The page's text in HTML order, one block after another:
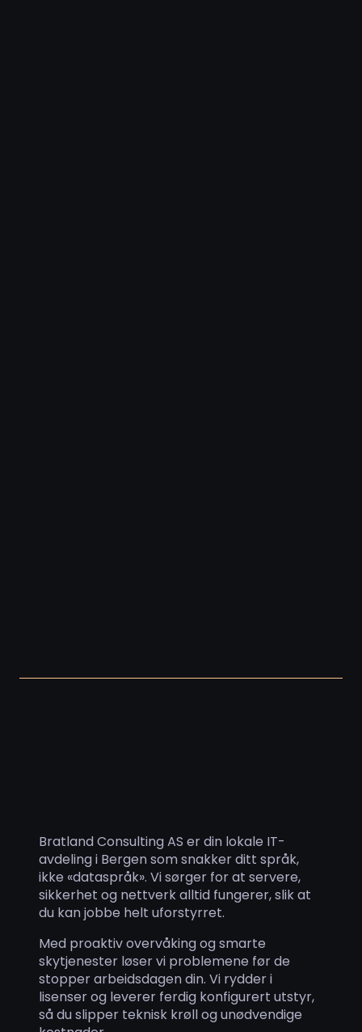
Bratland Consulting AS er din lokale IT-
avdeling i Bergen som snakker ditt språk,
ikke «dataspråk». Vi sørger for at servere,
sikkerhet og nettverk alltid fungerer, slik at
du kan jobbe helt uforstyrret.
Med proaktiv overvåking og smarte
skytjenester løser vi problemene før de
stopper arbeidsdagen din. Vi rydder i
lisenser og leverer ferdig konfigurert utstyr,
så du slipper teknisk krøll og unødvendige